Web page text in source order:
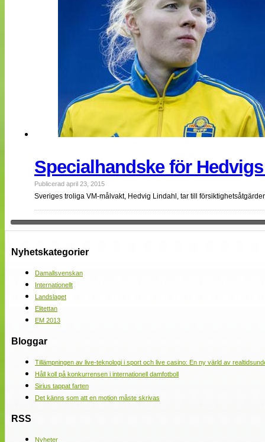
Tipsa Damfotboll
Kontakt
Specialhandske för
Publicerad april 23, 2015
Sveriges troliga VM-målvakt, Hedvig Lindahl, tar till
Nyhetskategorier
Damallsvenskan
Internationellt
Landslaget
Elitettan
EM 2013
Bloggar
Tillämpningen av live-teknologi i sport och live casino: En ny värld av
Håll koll på konkurrensen i internationell damfotboll
Sirius tappat farten
Det känns som att en motion måste skrivas
RSS
Nyheter